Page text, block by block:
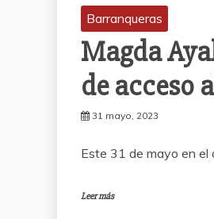
Barranqueras
Magda
de acceso
31 mayo, 2023
Este 31 de mayo en el
Leer más